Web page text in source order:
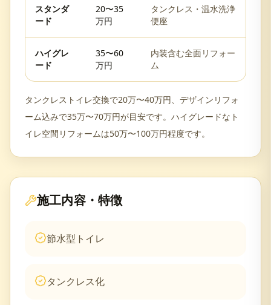
スタンダ
ード
20〜35
万円
タンクレス・温水洗浄
便座
ハイグレ
ード
35〜60
万円
内装含む全面リフォー
ム
タンクレストイレ交換で20万〜40万円、デザインリフォ
ーム込みで35万〜70万円が目安です。ハイグレードなト
イレ空間リフォームは50万〜100万円程度です。
施工内容・特徴
節水型トイレ
タンクレス化